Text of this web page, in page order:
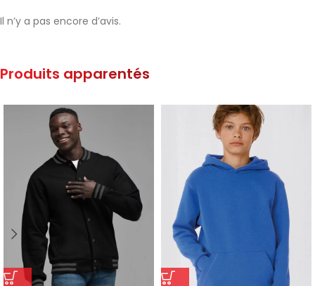
Il n’y a pas encore d’avis.
Produits apparentés